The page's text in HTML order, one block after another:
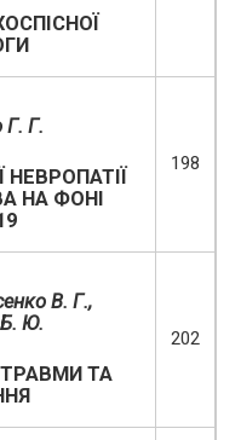
Г. Г.
НА ФОНІ
198
В. Г.,
Ю.
ТРАВМИ ТА
202